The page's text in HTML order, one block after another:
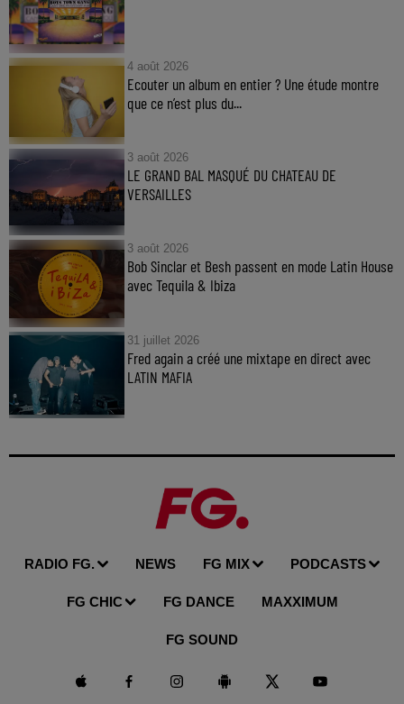
4 août 2026
Ecouter un album en entier ? Une étude montre
que ce n’est plus du...
3 août 2026
LE GRAND BAL MASQUÉ DU CHATEAU DE
VERSAILLES
3 août 2026
Bob Sinclar et Besh passent en mode Latin House
avec Tequila & Ibiza
31 juillet 2026
Fred again a créé une mixtape en direct avec
LATIN MAFIA
RADIO FG. NEWS FG MIX PODCASTS
FG CHIC FG DANCE MAXXIMUM
FG SOUND